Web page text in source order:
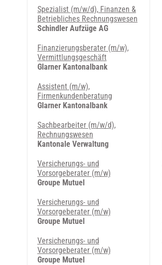
Spezialist (m/w/d), Finanzen &
Betriebliches Rechnungswesen
Schindler Aufzüge AG
Finanzierungsberater (m/w),
Vermittlungsgeschäft
Glarner Kantonalbank
Assistent (m/w),
Firmenkundenberatung
Glarner Kantonalbank
Sachbearbeiter (m/w/d),
Rechnungswesen
Kantonale Verwaltung
Versicherungs- und
Vorsorgeberater (m/w)
Groupe Mutuel
Versicherungs- und
Vorsorgeberater (m/w)
Groupe Mutuel
Versicherungs- und
Vorsorgeberater (m/w)
Groupe Mutuel